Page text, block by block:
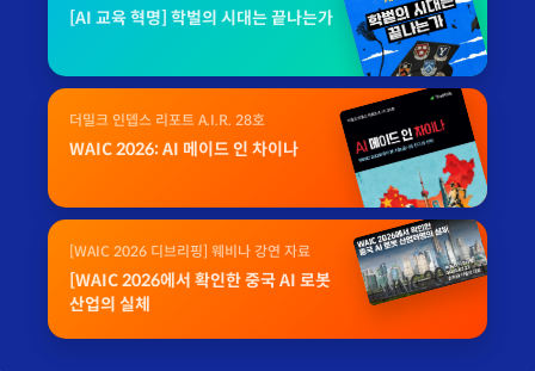
[AI 교육 혁명] 학벌의 시대는 끝나는가
더밀크 인뎁스 리포트 A.I.R. 28호
WAIC 2026: AI 메이드 인 차이나
[WAIC 2026 디브리핑] 웨비나 강연 자료
[WAIC 2026에서 확인한 중국 AI 로봇
산업의 실체